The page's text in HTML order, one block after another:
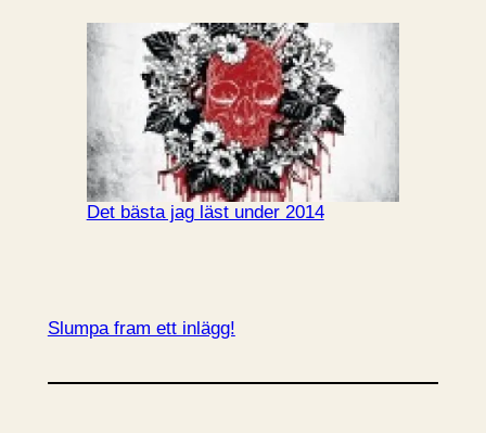
Det bästa jag läst under 2014
Slumpa fram ett inlägg!